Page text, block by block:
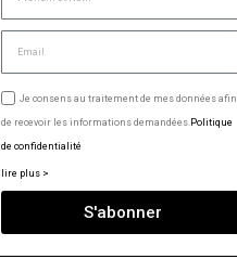
Je consens au traitement de mes données afin
de recevoir les informations demandées.Politique
de confidentialité
lire plus >
S'abonner